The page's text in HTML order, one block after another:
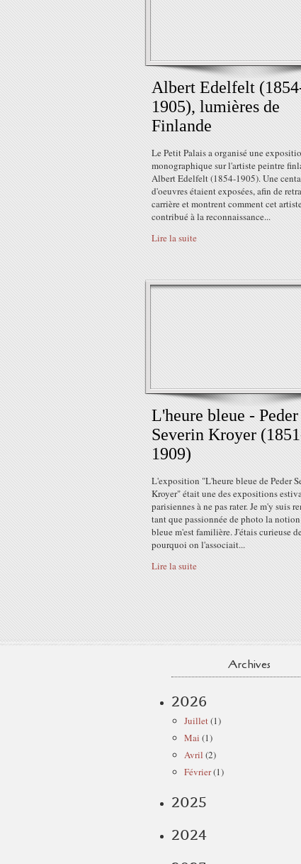
Albert Edelfelt
1905), lumières de
Finlande
Le Petit Palais a organisé une
monographique sur l'artiste peintre
Albert Edelfelt (1854-1905). Une
d'oeuvres étaient exposées, afin de
carrière et montrent comment cet
contribué à la reconnaissance...
Lire la suite
L'heure bleue - Peder
Severin Kroyer
1909)
L'exposition "L'heure bleue de Peder
Kroyer" était une des expositions
parisiennes à ne pas rater. Je m'y suis
tant que passionnée de photo la
bleue m'est familière. J'étais curieuse
pourquoi on l'associait...
Lire la suite
Archives
2026
Juillet(1)
Mai (1)
Avril (2)
Février(1)
2025
2024